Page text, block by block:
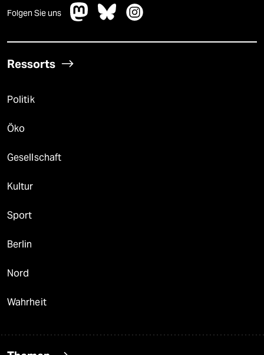
Folgen Sie uns
Ressorts
Politik
Öko
Gesellschaft
Kultur
Sport
Berlin
Nord
Wahrheit